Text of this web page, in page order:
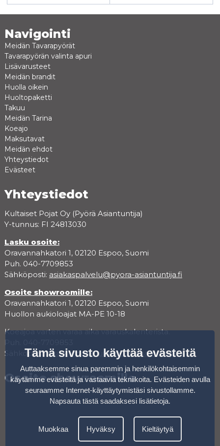
Navigointi
Meidän Tavarapyörät
Tavarapyörän valinta apuri
Lisävarusteet
Meidän brandit
Huolla oikein
Huoltopaketti
Takuu
Meidän Tarina
Koeajo
Maksutavat
Meidän ehdot
Yhteystiedot
Evästeet
Yhteystiedot
Kultaiset Pojat Oy (Pyörä Asiantuntija)
Y-tunnus: FI 24813030
Lasku osoite:
Oravannahkatori 1, 02120 Espoo, Suomi
Puh. 040-7709853
Sähköposti: asiakaspalvelu@pyora-asiantuntija.fi
Osoite showroomille:
Oravannahkatori 1, 02120 Espoo, Suomi
Huollon aukioloajat MA-PE 10-18
Koeajoa varten varaa aika varauskalenterista.
Sähköposti:asiakaspalvelu@pyora-asiantuntija.fi
Osoite showroomille
Tämä sivusto käyttää evästeitä
Auttaaksemme sinua paremmin ja henkilökohtaisemmin
käytämme evästeitä ja vastaavia tekniikoita. Evästeiden avulla
seuraamme Internet-käyttäytymistäsi sivustollamme.
Napsauta tästä saadaksesi lisätietoja.
Muokkaa Hyväksy Kieltäytyä